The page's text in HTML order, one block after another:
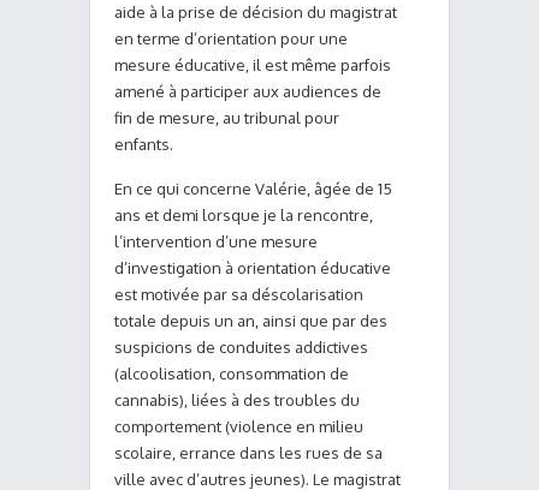
aide à la prise de décision du magistrat
en terme d’orientation pour une
mesure éducative, il est même parfois
amené à participer aux audiences de
fin de mesure, au tribunal pour
enfants.
En ce qui concerne Valérie, âgée de 15
ans et demi lorsque je la rencontre,
l’intervention d’une mesure
d’investigation à orientation éducative
est motivée par sa déscolarisation
totale depuis un an, ainsi que par des
suspicions de conduites addictives
(alcoolisation, consommation de
cannabis), liées à des troubles du
comportement (violence en milieu
scolaire, errance dans les rues de sa
ville avec d’autres jeunes). Le magistrat